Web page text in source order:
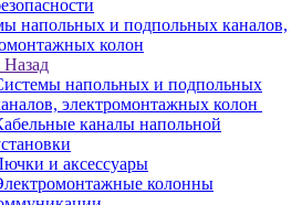
напольных и подпольных каналов,
колон
Назад
напольных и подпольных
электромонтажных колон
каналы напольной
и аксессуары
колонны